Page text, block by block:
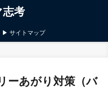
志考
▶ サイトマップ
ーあがり対策（バ